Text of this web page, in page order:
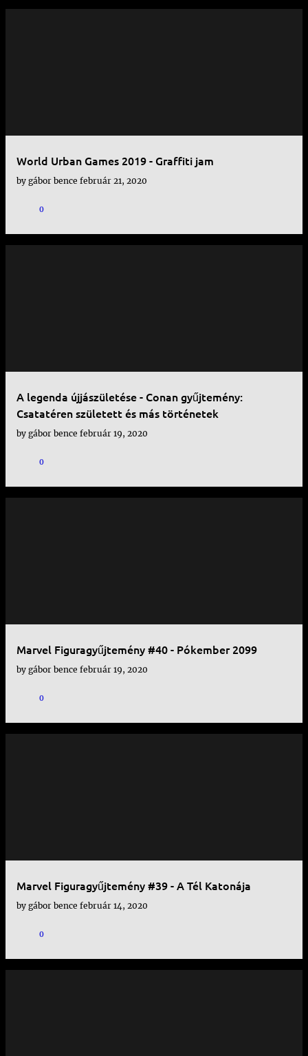
World Urban Games 2019 - Graffiti jam
by gábor bence február 21, 2020
0
A legenda újjászületése - Conan gyűjtemény:
Csatatéren született és más történetek
by gábor bence február 19, 2020
0
Marvel Figuragyűjtemény #40 - Pókember 2099
by gábor bence február 19, 2020
0
Marvel Figuragyűjtemény #39 - A Tél Katonája
by gábor bence február 14, 2020
0